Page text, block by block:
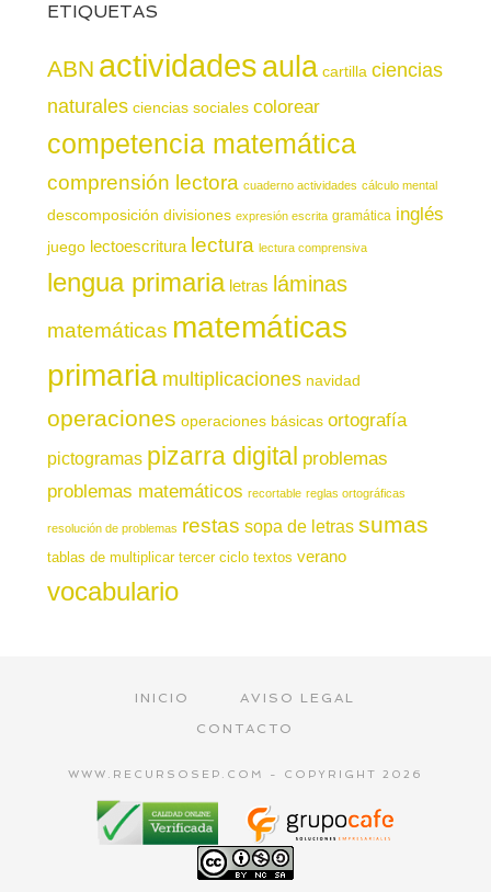
ETIQUETAS
ABN actividadesaula cartilla ciencias
naturales ciencias sociales colorear
competencia matemática
comprensión lectora cuaderno actividades cálculo mental
descomposición divisiones expresión escrita gramática inglés
juego lectoescritura lectura lectura comprensiva
lengua primaria letras láminas
matemáticas matemáticas
primaria multiplicaciones navidad
operaciones operaciones básicas ortografía
pictogramas pizarra digital problemas
problemas matemáticos recortable reglas ortográficas
resolución de problemas restas sopa de letras sumas
tablas de multiplicar tercer ciclo textos verano
vocabulario
INICIO
AVISO LEGAL
CONTACTO
WWW.RECURSOSEP.COM - COPYRIGHT 2026